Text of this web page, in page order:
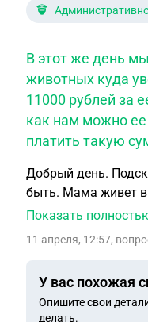
В этот же день
животных куда
11000 рублей за
как нам можно
платить такую
Добрый день.
быть. Мама живет в
частном доме. Т.к.
поводке(трудно
нее стреляют
животных. Собака
Показать
11 апреля, 12:57,
У вас похожая
Опишите свои
делать.